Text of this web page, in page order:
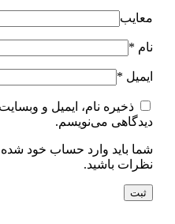
معایب
نام *
ایمیل *
ذخیره نام، ایمیل و
دیدگاهی می‌نویسم.
شما باید وارد حساب خود شده
نظرات باشید.